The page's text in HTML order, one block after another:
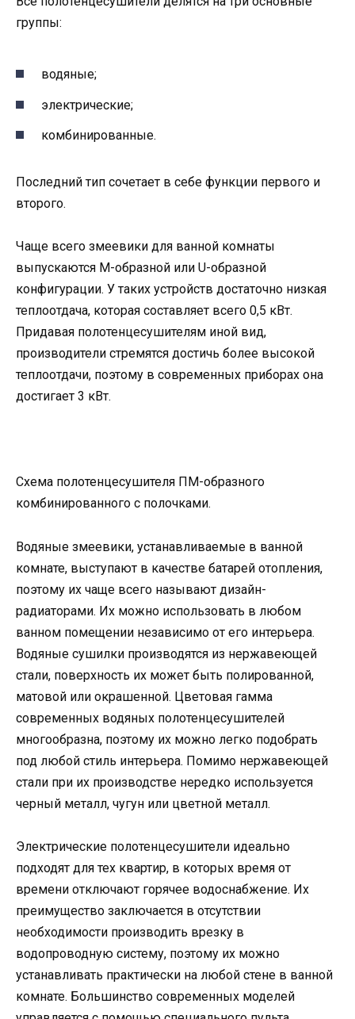
группы:
водяные;
электрические;
комбинированные.
Последний тип сочетает в себе функции первого и
второго.
Чаще всего змеевики для ванной комнаты
выпускаются М-образной или U-образной
конфигурации. У таких устройств достаточно низкая
теплоотдача, которая составляет всего 0,5 кВт.
Придавая полотенцесушителям иной вид,
производители стремятся достичь более высокой
теплоотдачи, поэтому в современных приборах она
достигает 3 кВт.
Схема полотенцесушителя ПМ-образного
комбинированного с полочками.
Водяные змеевики, устанавливаемые в ванной
комнате, выступают в качестве батарей отопления,
поэтому их чаще всего называют дизайн-
радиаторами. Их можно использовать в любом
ванном помещении независимо от его интерьера.
Водяные сушилки производятся из нержавеющей
стали, поверхность их может быть полированной,
матовой или окрашенной. Цветовая гамма
современных водяных полотенцесушителей
многообразна, поэтому их можно легко подобрать
под любой стиль интерьера. Помимо нержавеющей
стали при их производстве нередко используется
черный металл, чугун или цветной металл.
Электрические полотенцесушители идеально
подходят для тех квартир, в которых время от
времени отключают горячее водоснабжение. Их
преимущество заключается в отсутствии
необходимости производить врезку в
водопроводную систему, поэтому их можно
устанавливать практически на любой стене в ванной
комнате. Большинство современных моделей